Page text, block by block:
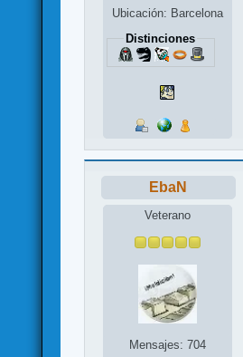
Ubicación: Barcelona
Distinciones
EbaN
Veterano
Mensajes: 704